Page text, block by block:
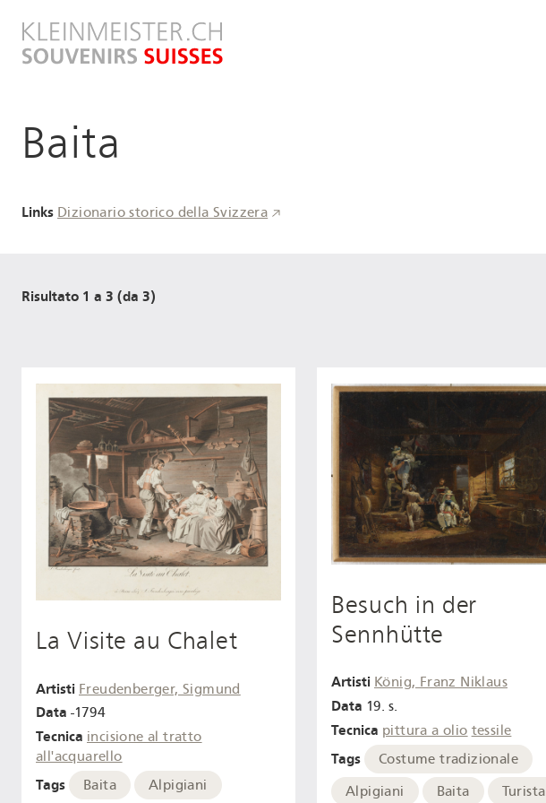
contenuto
principale
Baita
Links Dizionario storico della Svizzera
Risultato 1 a 3 (da 3)
La Visite au Chalet
Artisti Freudenberger, Sigmund
Data -1794
Tecnica incisione al tratto
all'acquarello
Tags Baita Alpigiani
Besuch in der
Sennhütte
Artisti König, Franz Niklaus
Data 19. s.
Tecnica pittura a olio tessile
Tags
Costume tradizionale
Alpigiani
Baita Turista